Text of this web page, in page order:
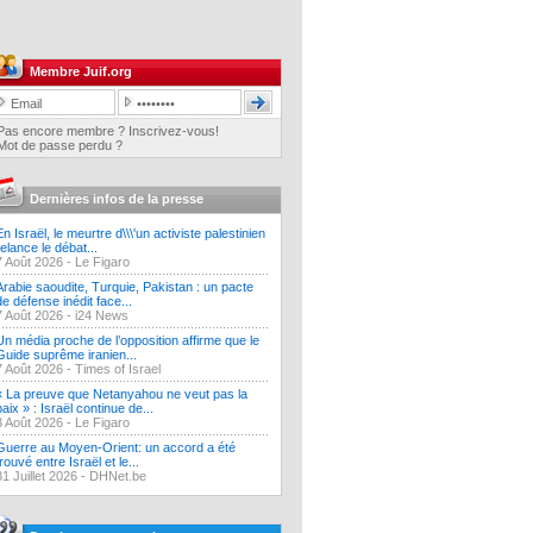
Membre Juif.org
encore membre ? Inscrivez-vous!
de passe perdu ?
Dernières infos de la presse
Israël, le meurtre d\\\'un activiste palestinien
le débat...
Août 2026 - Le Figaro
saoudite, Turquie, Pakistan : un pacte
défense inédit face...
Août 2026 - i24 News
média proche de l’opposition affirme que le
suprême iranien...
Août 2026 - Times of Israel
La preuve que Netanyahou ne veut pas la
» : Israël continue de...
Août 2026 - Le Figaro
au Moyen-Orient: un accord a été
entre Israël et le...
Juillet 2026 - DHNet.be